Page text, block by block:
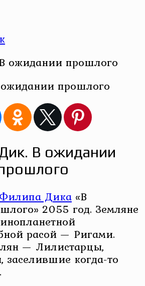
прошлого
В ожидании
Филипа Дика «В
2055 год. Земляне
расой — Ригами.
— Лилистарцы,
заселившие когда-то